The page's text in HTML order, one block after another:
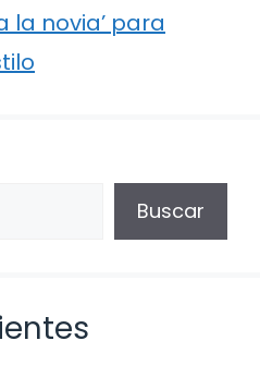
la novia’ para
Buscar